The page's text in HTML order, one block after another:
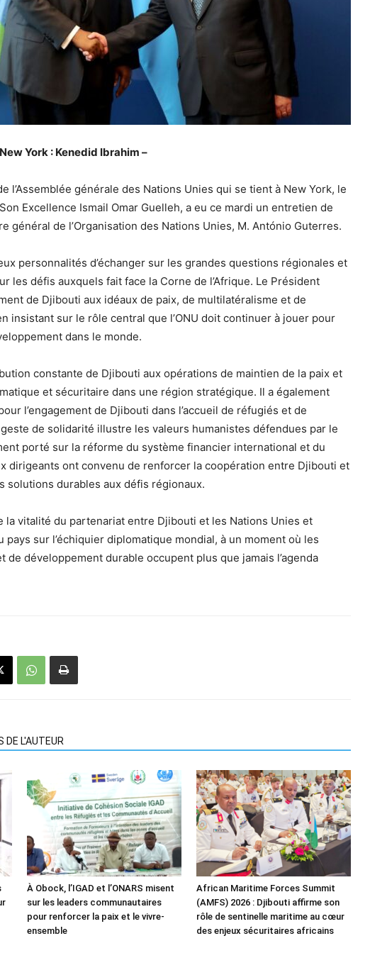
York : Kenedid Ibrahim –
l’Assemblée générale des Nations Unies qui se tient à New York, le
Excellence Ismail Omar Guelleh, a eu ce mardi un entretien de
général de l’Organisation des Nations Unies, M. António Guterres.
personnalités d’échanger sur les grandes questions régionales et
les défis auxquels fait face la Corne de l’Afrique. Le Président
de Djibouti aux idéaux de paix, de multilatéralisme et de
insistant sur le rôle central que l’ONU doit continuer à jouer pour
dans le monde.
constante de Djibouti aux opérations de maintien de la paix et
et sécuritaire dans une région stratégique. Il a également
l’engagement de Djibouti dans l’accueil de réfugiés et de
de solidarité illustre les valeurs humanistes défendues par le
porté sur la réforme du système financier international et du
dirigeants ont convenu de renforcer la coopération entre Djibouti et
solutions durables aux défis régionaux.
la vitalité du partenariat entre Djibouti et les Nations Unies et
sur l’échiquier diplomatique mondial, à un moment où les
de développement durable occupent plus que jamais l’agenda
DE L'AUTEUR
À Obock, l’IGAD et l’ONARS misent
sur les leaders communautaires
pour renforcer la paix et le vivre-
ensemble
African Maritime Forces Summit
(AMFS) 2026 : Djibouti affirme son
rôle de sentinelle maritime au cœur
des enjeux sécuritaires africains